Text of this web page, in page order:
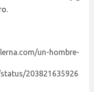
un-hombre-
203821635926